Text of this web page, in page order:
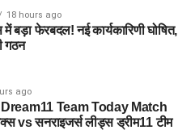
18 hours ago
बड़ा फेरबदल! नई कार्यकारिणी घोषित,
गठन
ago
Team Today Match
vs सनराइजर्स लीड्स ड्रीम11 टीम